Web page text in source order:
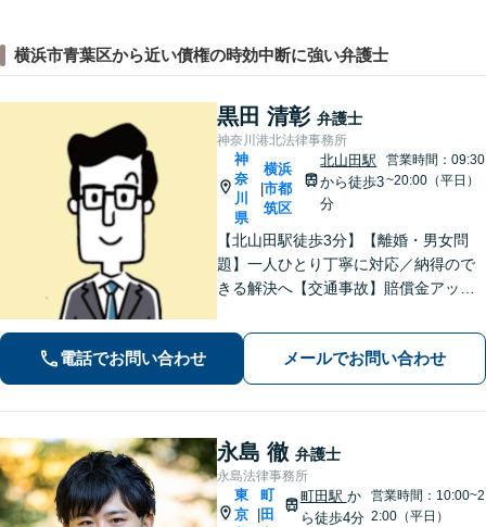
横浜市青葉区から近い債権の時効中断に強い弁護士
黒田 清彰 弁護士
神奈川港北法律事務所
神
奈
川
県
|
横浜
市都
筑区
北山田駅
から徒歩3
分
営業時間：09:30
~20:00（平日）
【北山田駅徒歩3分】【離婚・男女問
題】一人ひとり丁寧に対応／納得ので
きる解決へ【交通事故】賠償金アップ
手続きはお任せ【借金・債務整理】手
続きはもちろん、再発防止策や今後の
生活のフォローも行います。
電話でお問い合わせ メールでお問い合わせ
永島 徹 弁護士
永島法律事務所
東
京
町
田
町田駅 か
ら徒歩4分
営業時間：10:00~2
2:00（平日）